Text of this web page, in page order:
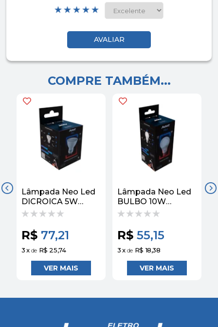
COMPRE TAMBÉM...
Lâmpada Neo Led
DICROICA 5W
2700K/6500K
R$ 77,21
3x de R$ 25,74
Lâmpada Neo Led
BULBO 10W
2700K/6500K
R$ 55,15
3x de R$ 18,38